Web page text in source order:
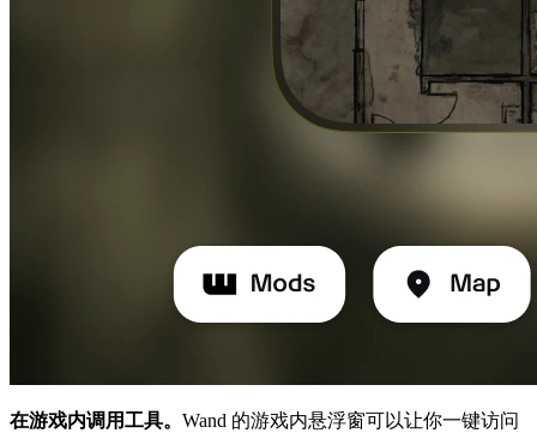
在游戏内调用工具。 Wand 的游戏内悬浮窗可以让你一键访问